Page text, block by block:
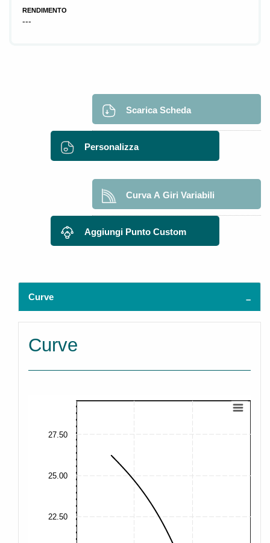
RENDIMENTO
---
Scarica Scheda
Personalizza
Curva A Giri Variabili
Aggiungi Punto Custom
Curve
Curve
22.50
25.00
27.50